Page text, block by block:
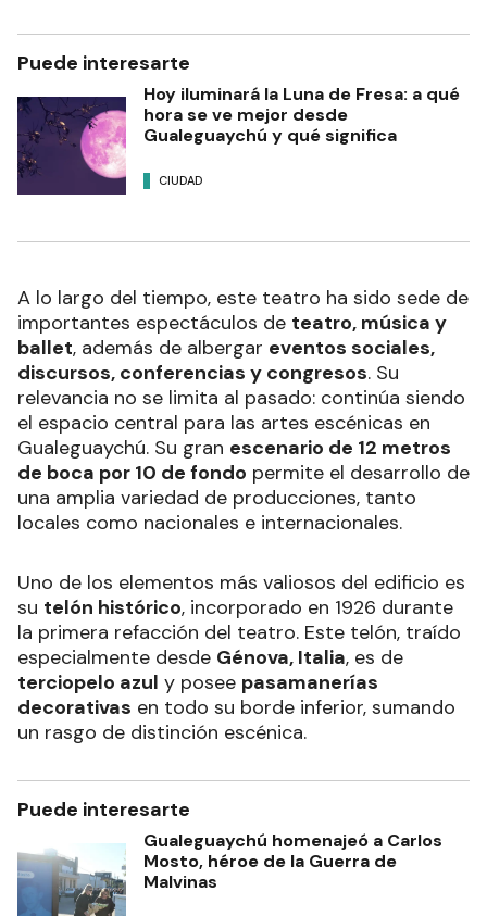
Puede interesarte
Hoy iluminará la Luna de Fresa: a qué
hora se ve mejor desde
Gualeguaychú y qué significa
CIUDAD
A lo largo del tiempo, este teatro ha sido sede de
importantes espectáculos de teatro, música y
ballet, además de albergar eventos sociales,
discursos, conferencias y congresos. Su
relevancia no se limita al pasado: continúa siendo
el espacio central para las artes escénicas en
Gualeguaychú. Su gran escenario de 12 metros
de boca por 10 de fondo permite el desarrollo de
una amplia variedad de producciones, tanto
locales como nacionales e internacionales.
Uno de los elementos más valiosos del edificio es
su telón histórico, incorporado en 1926 durante
la primera refacción del teatro. Este telón, traído
especialmente desde Génova, Italia, es de
terciopelo azul y posee pasamanerías
decorativas en todo su borde inferior, sumando
un rasgo de distinción escénica.
Puede interesarte
Gualeguaychú homenajeó a Carlos
Mosto, héroe de la Guerra de
Malvinas